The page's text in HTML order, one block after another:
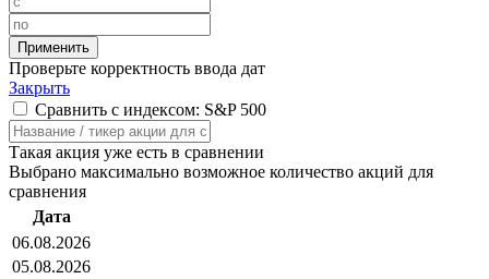
Проверьте корректность ввода дат
Закрыть
Сравнить с индексом: S&P 500
Такая акция уже есть в сравнении
Выбрано максимально возможное количество акций для
сравнения
Дата
06.08.2026
05.08.2026